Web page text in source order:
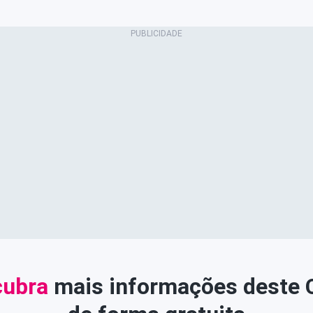
mais informações deste